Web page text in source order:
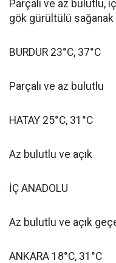
Parçalı ve az bulutlu,
gök gürültülü sağanak
BURDUR 23°C, 37°C
Parçalı ve az bulutlu
HATAY 25°C, 31°C
Az bulutlu ve açık
İÇ ANADOLU
Az bulutlu ve açık
ANKARA 18°C, 31°C